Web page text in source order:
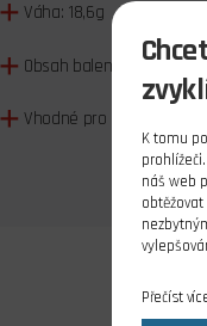
Váha: 18,6g
Obsah balení: 1ks
Vhodné pro modely o váze
K tomu
náš web
Přečíst